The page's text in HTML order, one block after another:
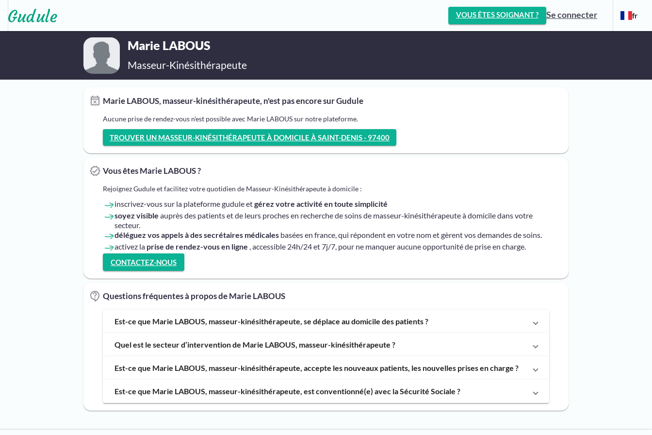
VOUS ÊTES SOIGNANT ? Se connecter fr
Marie LABOUS
Masseur-Kinésithérapeute
Marie LABOUS, masseur-kinésithérapeute, n'est pas encore sur Gudule
Aucune prise de rendez-vous n'est possible avec Marie LABOUS sur notre plateforme.
TROUVER UN MASSEUR-KINÉSITHÉRAPEUTE À DOMICILE À SAINT-DENIS - 97400
Vous êtes Marie LABOUS ?
Rejoignez Gudule et facilitez votre quotidien de Masseur-Kinésithérapeute à domicile :
inscrivez-vous sur la plateforme gudule etgérez votre activité en toute simplicité
soyez visible auprès des patients et de leurs proches en recherche de soins de masseur-kinésithérapeute à domicile dans votre
secteur.
déléguez vos appels à des secrétaires médicales basées en france, qui répondent en votre nom et gèrent vos demandes de soins.
activez la prise de rendez-vous en ligne , accessible 24h/24 et 7j/7, pour ne manquer aucune opportunité de prise en charge.
CONTACTEZ-NOUS
Questions fréquentes à propos de Marie LABOUS
Est-ce que Marie LABOUS, masseur-kinésithérapeute, se déplace au domicile des patients ?
Quel est le secteur d’intervention de Marie LABOUS, masseur-kinésithérapeute ?
Est-ce que Marie LABOUS, masseur-kinésithérapeute, accepte les nouveaux patients, les nouvelles prises en charge ?
Est-ce que Marie LABOUS, masseur-kinésithérapeute, est conventionné(e) avec la Sécurité Sociale ?